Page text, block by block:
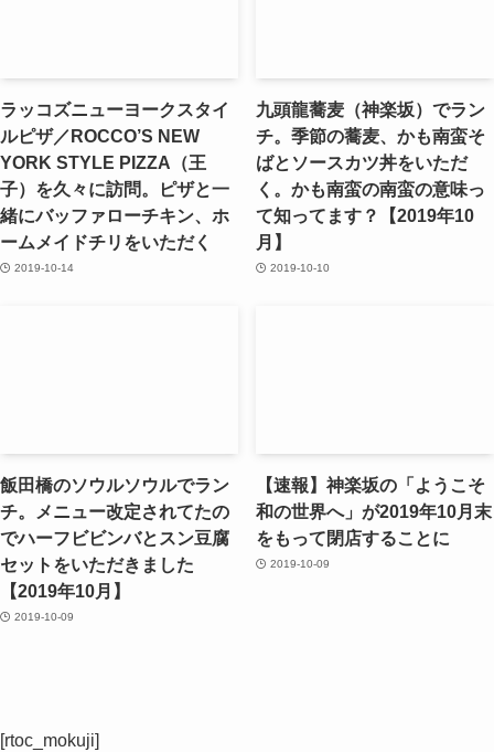
ラッコズニューヨークスタイ
ルピザ／ROCCO’S NEW
YORK STYLE PIZZA（王
子）を久々に訪問。ピザと一
緒にバッファローチキン、ホ
ームメイドチリをいただく
2019-10-14
九頭龍蕎麦（神楽坂）でラン
チ。季節の蕎麦、かも南蛮そ
ばとソースカツ丼をいただ
く。かも南蛮の南蛮の意味っ
て知ってます？【2019年10
月】
2019-10-10
飯田橋のソウルソウルでラン
チ。メニュー改定されてたの
でハーフビビンバとスン豆腐
セットをいただきました
【2019年10月】
2019-10-09
【速報】神楽坂の「ようこそ
和の世界へ」が2019年10月末
をもって閉店することに
2019-10-09
[rtoc_mokuji]